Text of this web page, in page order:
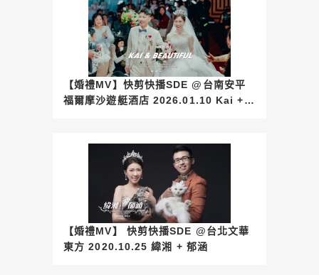
【婚禮MV】快剪快播SDE @台南安平
福爾摩沙遊艇酒店 2026.01.10 Kai +
【婚禮MV】 快剪快播SDE @台北文華
東方 2020.10.25 緯湘 + 郁涵